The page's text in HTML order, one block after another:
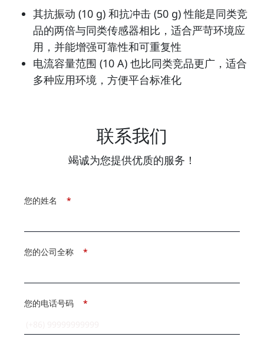
其抗振动 (10 g) 和抗冲击 (50 g) 性能是同类竞
品的两倍与同类传感器相比，适合严苛环境应
用，并能增强可靠性和可重复性
电流容量范围 (10 A) 也比同类竞品更广，适合
多种应用环境，方便平台标准化
联系我们
竭诚为您提供优质的服务！
*
您的姓名
*
您的公司全称
*
您的电话号码